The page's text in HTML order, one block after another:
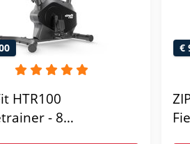
HTR100
- 8
€